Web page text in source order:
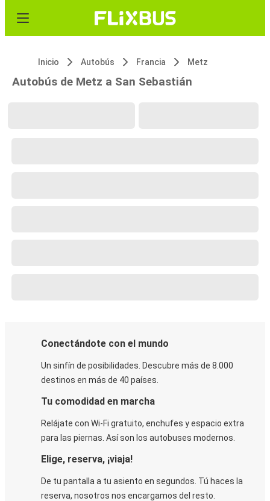
Inicio Autobús Francia Metz
Autobús de Metz a San Sebastián
Conectándote con el mundo
Un sinfín de posibilidades. Descubre más de 8.000
destinos en más de 40 países.
Tu comodidad en marcha
Relájate con Wi-Fi gratuito, enchufes y espacio extra
para las piernas. Así son los autobuses modernos.
Elige, reserva, ¡viaja!
De tu pantalla a tu asiento en segundos. Tú haces la
reserva, nosotros nos encargamos del resto.